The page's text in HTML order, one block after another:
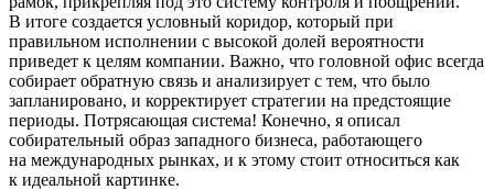
В итоге создается условный коридор, который при
правильном исполнении с высокой долей вероятности
приведет к целям компании. Важно, что головной офис всегда
собирает обратную связь и анализирует с тем, что было
запланировано, и корректирует стратегии на предстоящие
периоды. Потрясающая система! Конечно, я описал
собирательный образ западного бизнеса, работающего
на международных рынках, и к этому стоит относиться как
к идеальной картинке.